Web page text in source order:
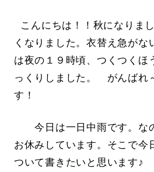
こんにちは！！秋になりま
くなりました。衣替え急が
は夜の１９時頃、つくつくほ
っくりしました。 がんばれ
す！
今日は一日中雨です。な
お休みしています。そこで今
ついて書きたいと思います♪